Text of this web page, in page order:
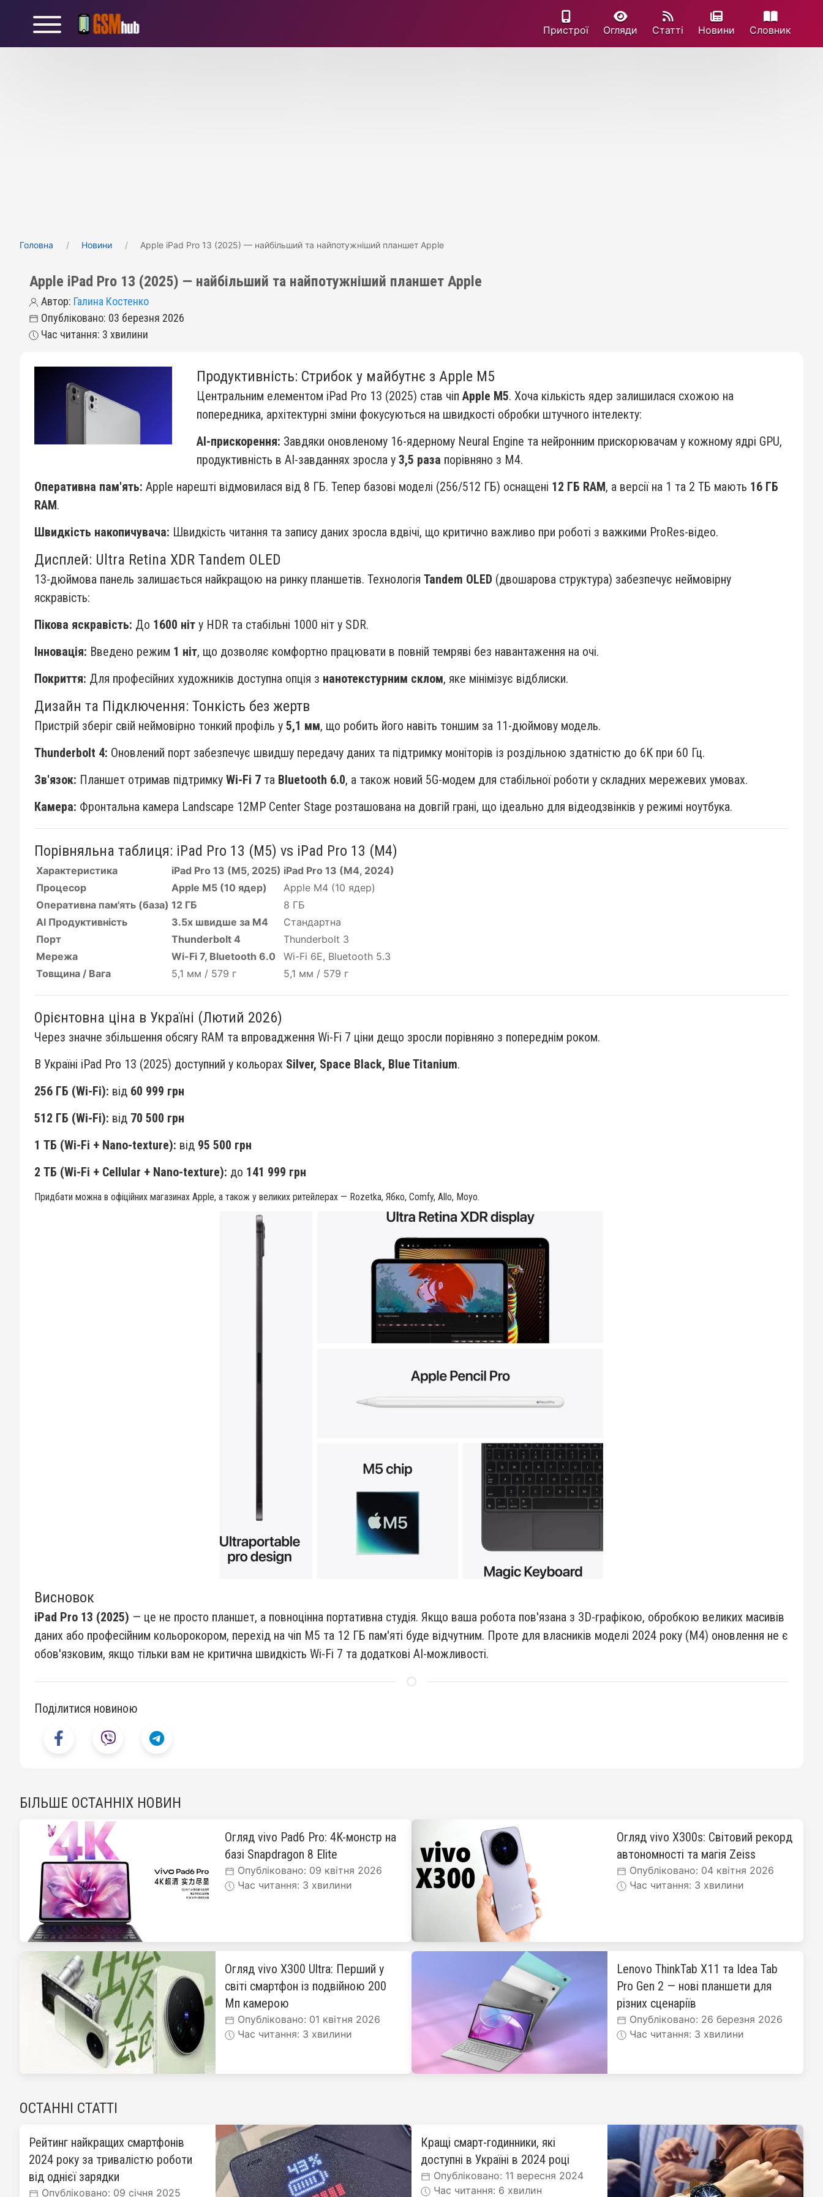
Пристрої Огляди Статті Новини Cловник
Головна Новини Apple iPad Pro 13 (2025) — найбільший та найпотужніший планшет Apple
Apple iPad Pro 13 (2025) — найбільший та найпотужніший планшет Apple
Автор: Галина Костенко
Опубліковано: 03 березня 2026
Час читання: 3 хвилини
Продуктивність: Стрибок у майбутнє з Apple M5
Центральним елементом iPad Pro 13 (2025) став чіп Apple M5. Хоча кількість ядер залишилася схожою на
попередника, архітектурні зміни фокусуються на швидкості обробки штучного інтелекту:
AI-прискорення: Завдяки оновленому 16-ядерному Neural Engine та нейронним прискорювачам у кожному ядрі GPU,
продуктивність в AI-завданнях зросла у 3,5 раза порівняно з M4.
Оперативна пам'ять: Apple нарешті відмовилася від 8 ГБ. Тепер базові моделі (256/512 ГБ) оснащені 12 ГБ RAM, а версії на 1 та 2 ТБ мають 16 ГБ
RAM.
Швидкість накопичувача: Швидкість читання та запису даних зросла вдвічі, що критично важливо при роботі з важкими ProRes-відео.
Дисплей: Ultra Retina XDR Tandem OLED
13-дюймова панель залишається найкращою на ринку планшетів. Технологія Tandem OLED (двошарова структура) забезпечує неймовірну
яскравість:
Пікова яскравість: До 1600 ніт у HDR та стабільні 1000 ніт у SDR.
Інновація: Введено режим 1 ніт, що дозволяє комфортно працювати в повній темряві без навантаження на очі.
Покриття: Для професійних художників доступна опція з нанотекстурним склом, яке мінімізує відблиски.
Дизайн та Підключення: Тонкість без жертв
Пристрій зберіг свій неймовірно тонкий профіль у 5,1 мм, що робить його навіть тоншим за 11-дюймову модель.
Thunderbolt 4: Оновлений порт забезпечує швидшу передачу даних та підтримку моніторів із роздільною здатністю до 6K при 60 Гц.
Зв'язок: Планшет отримав підтримку Wi-Fi 7 та Bluetooth 6.0, а також новий 5G-модем для стабільної роботи у складних мережевих умовах.
Камера: Фронтальна камера Landscape 12MP Center Stage розташована на довгій грані, що ідеально для відеодзвінків у режимі ноутбука.
Порівняльна таблиця: iPad Pro 13 (M5) vs iPad Pro 13 (M4)
Характеристика iPad Pro 13 (M5, 2025) iPad Pro 13 (M4, 2024)
Процесор
Apple M5 (10 ядер)
Apple M4 (10 ядер)
Оперативна пам'ять (база) 12 ГБ
8 ГБ
AI Продуктивність
3.5x швидше за M4
Стандартна
Порт
Thunderbolt 4
Thunderbolt 3
Мережа
Wi-Fi 7, Bluetooth 6.0
Wi-Fi 6E, Bluetooth 5.3
Товщина / Вага
5,1 мм / 579 г 5,1 мм / 579 г
Орієнтовна ціна в Україні (Лютий 2026)
Через значне збільшення обсягу RAM та впровадження Wi-Fi 7 ціни дещо зросли порівняно з попереднім роком.
В Україні iPad Pro 13 (2025) доступний у кольорах Silver, Space Black, Blue Titanium.
256 ГБ (Wi-Fi): від 60 999 грн
512 ГБ (Wi-Fi): від 70 500 грн
1 ТБ (Wi-Fi + Nano-texture): від 95 500 грн
2 ТБ (Wi-Fi + Cellular + Nano-texture): до 141 999 грн
Придбати можна в офіційних магазинах Apple, а також у великих ритейлерах — Rozetka, Ябко, Comfy, Allo, Moyo.
Висновок
iPad Pro 13 (2025) — це не просто планшет, а повноцінна портативна студія. Якщо ваша робота пов'язана з 3D-графікою, обробкою великих масивів
даних або професійним кольорокором, перехід на чіп M5 та 12 ГБ пам'яті буде відчутним. Проте для власників моделі 2024 року (M4) оновлення не є
обов'язковим, якщо тільки вам не критична швидкість Wi-Fi 7 та додаткові AI-можливості.
Поділитися новиною
БІЛЬШЕ ОСТАННІХ НОВИН
Огляд vivo Pad6 Pro: 4K-монстр на
базі Snapdragon 8 Elite
Опубліковано: 09 квітня 2026
Час читання: 3 хвилини
Огляд vivo X300s: Світовий рекорд
автономності та магія Zeiss
Опубліковано: 04 квітня 2026
Час читання: 3 хвилини
Огляд vivo X300 Ultra: Перший у
світі смартфон із подвійною 200
Мп камерою
Опубліковано: 01 квітня 2026
Час читання: 3 хвилини
Lenovo ThinkTab X11 та Idea Tab
Pro Gen 2 — нові планшети для
різних сценаріїв
Опубліковано: 26 березня 2026
Час читання: 3 хвилини
ОСТАННІ СТАТТІ
Рейтинг найкращих смартфонів
2024 року за тривалістю роботи
від однієї зарядки
Опубліковано: 09 січня 2025
Кращі смарт-годинники, які
доступні в Україні в 2024 році
Опубліковано: 11 вересня 2024
Час читання: 6 хвилин